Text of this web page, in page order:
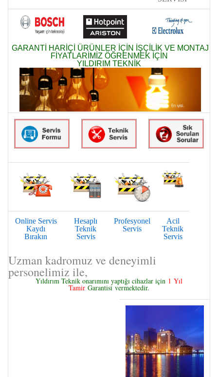
GARANTİ HARİÇİ ÜRÜNLER İÇİN İŞÇİLİK VE MONTAJ
FİYATLARİMİZ ÖĞRENMEK İÇİN
YILDIRIM TEKNİK
Online Servis
Kaydı
Bırakın
Hesaplı
Teknik
Servis
Profesyonel
Servis
Acil
Teknik
Servis
Uzman kadromuz ve deneyimli
personelimiz ile,
Yıldırım Teknik onarımını yaptığı cihazlar için 1 Yıl
Tamir Garantisivermektedir.